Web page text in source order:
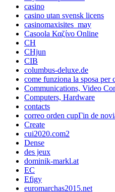
casino
casino utan svensk licens
casinomaxisites_may
Casoola Καζίνο Online
CH
CHjun
CIB
columbus-deluxe.de
come funziona la sposa per
Communications, Video
Computers, Hardware
contacts
correo orden cupГіn de
Create
cui2020.com2
Dense
des jeux
dominik-markl.at
EC
Efigy
euromarchas2015.net